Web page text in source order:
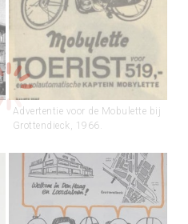
Advertentie voor de Mobulette bij
Grottendieck, 1966.